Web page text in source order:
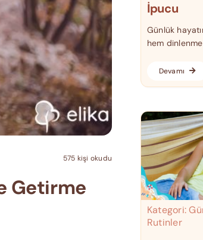
575 kişi okudu
Getirme
İpucu
Günlük
hem
Devamı
Kategori:
Rutinler